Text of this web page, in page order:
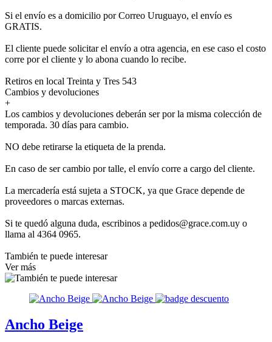
Si el envío es a domicilio por Correo Uruguayo, el envío es
GRATIS.
El cliente puede solicitar el envío a otra agencia, en ese caso el costo
corre por el cliente y lo abona cuando lo recibe.
Retiros en local Treinta y Tres 543
Cambios y devoluciones
+
Los cambios y devoluciones deberán ser por la misma colección de
temporada. 30 días para cambio.
NO debe retirarse la etiqueta de la prenda.
En caso de ser cambio por talle, el envío corre a cargo del cliente.
La mercadería está sujeta a STOCK, ya que Grace depende de
proveedores o marcas externas.
Si te quedó alguna duda, escribinos a pedidos@grace.com.uy o
llama al 4364 0965.
También te puede interesar
Ver más
Ancho Beige